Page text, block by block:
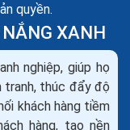
quảng cáo
bán máy đếm
quyền.
NẮNG XANH
nghiệp, giúp họ
tranh, thúc đẩy độ
khách hàng tiềm
hàng, tạo nền